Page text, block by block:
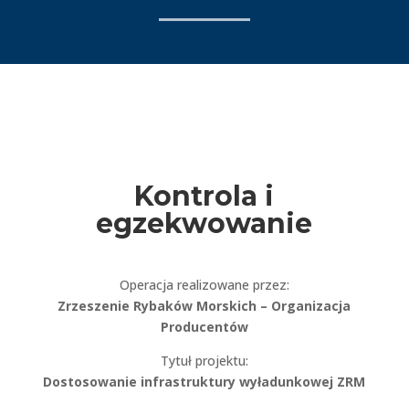
Kontrola i
egzekwowanie
Operacja realizowane przez:
Zrzeszenie Rybaków Morskich – Organizacja
Producentów
Tytuł projektu:
Dostosowanie infrastruktury wyładunkowej ZRM